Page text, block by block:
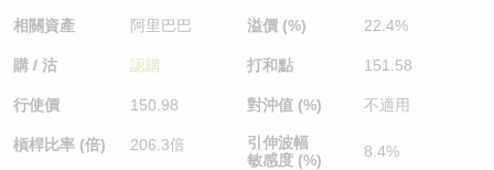
相關資產 阿里巴巴
購 / 沽 認購
行使價 150.98
槓桿比率 (倍) 206.3倍
溢價 (%) 22.4%
打和點 151.58
對沖值 (%) 不適用
引伸波幅
敏感度 (%)
8.4%